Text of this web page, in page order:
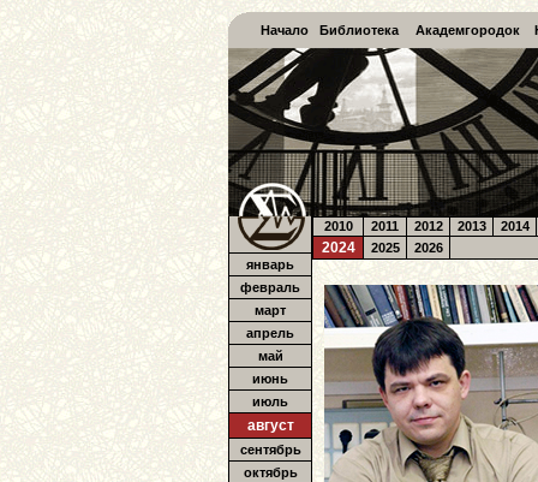
Начало Библиотека Академгородок
январь
февраль
март
апрель
май
июнь
июль
август
сентябрь
октябрь
2010 2011 2012 2013 2014
2024 2025 2026